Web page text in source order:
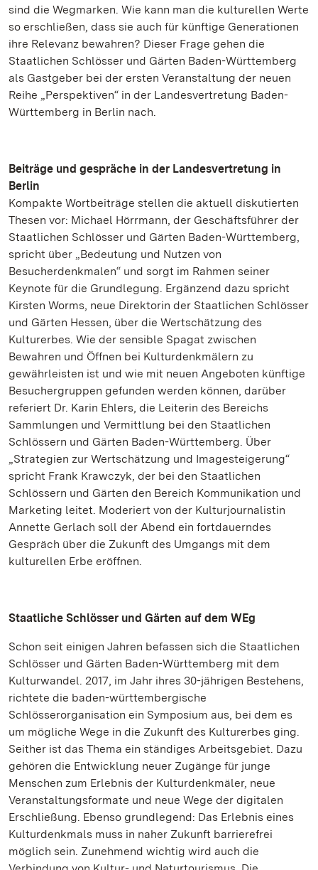
sind die Wegmarken. Wie kann man die kulturellen Werte
so erschließen, dass sie auch für künftige Generationen
ihre Relevanz bewahren? Dieser Frage gehen die
Staatlichen Schlösser und Gärten Baden-Württemberg
als Gastgeber bei der ersten Veranstaltung der neuen
Reihe „Perspektiven“ in der Landesvertretung Baden-
Württemberg in Berlin nach.
Beiträge und gespräche in der Landesvertretung in
Berlin
Kompakte Wortbeiträge stellen die aktuell diskutierten
Thesen vor: Michael Hörrmann, der Geschäftsführer der
Staatlichen Schlösser und Gärten Baden-Württemberg,
spricht über „Bedeutung und Nutzen von
Besucherdenkmalen“ und sorgt im Rahmen seiner
Keynote für die Grundlegung. Ergänzend dazu spricht
Kirsten Worms, neue Direktorin der Staatlichen Schlösser
und Gärten Hessen, über die Wertschätzung des
Kulturerbes. Wie der sensible Spagat zwischen
Bewahren und Öffnen bei Kulturdenkmälern zu
gewährleisten ist und wie mit neuen Angeboten künftige
Besuchergruppen gefunden werden können, darüber
referiert Dr. Karin Ehlers, die Leiterin des Bereichs
Sammlungen und Vermittlung bei den Staatlichen
Schlössern und Gärten Baden-Württemberg. Über
„Strategien zur Wertschätzung und Imagesteigerung“
spricht Frank Krawczyk, der bei den Staatlichen
Schlössern und Gärten den Bereich Kommunikation und
Marketing leitet. Moderiert von der Kulturjournalistin
Annette Gerlach soll der Abend ein fortdauerndes
Gespräch über die Zukunft des Umgangs mit dem
kulturellen Erbe eröffnen.
Staatliche Schlösser und Gärten auf dem WEg
Schon seit einigen Jahren befassen sich die Staatlichen
Schlösser und Gärten Baden-Württemberg mit dem
Kulturwandel. 2017, im Jahr ihres 30-jährigen Bestehens,
richtete die baden-württembergische
Schlösserorganisation ein Symposium aus, bei dem es
um mögliche Wege in die Zukunft des Kulturerbes ging.
Seither ist das Thema ein ständiges Arbeitsgebiet. Dazu
gehören die Entwicklung neuer Zugänge für junge
Menschen zum Erlebnis der Kulturdenkmäler, neue
Veranstaltungsformate und neue Wege der digitalen
Erschließung. Ebenso grundlegend: Das Erlebnis eines
Kulturdenkmals muss in naher Zukunft barrierefrei
möglich sein. Zunehmend wichtig wird auch die